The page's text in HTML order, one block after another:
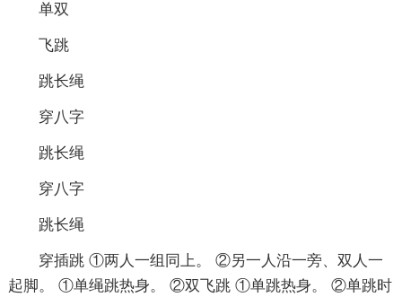
单双
飞跳
跳长绳
穿八字
跳长绳
穿八字
跳长绳
穿插跳①两人一组同上。 ②另一人沿一旁、双人一
起脚。 ①单绳跳热身。 ②双飞跳 ①单跳热身。 ②单跳时